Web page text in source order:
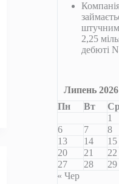
штучним
2,25
дебюті
Липень 2026
Пн
Вт
1
6
7 8
13
14 15
20
21 22
27
28 29
« Чер